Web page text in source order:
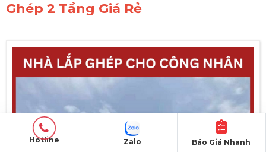
Ghép 2 Tầng Giá Rẻ
Hotline Báo Giá Nhanh
Zalo